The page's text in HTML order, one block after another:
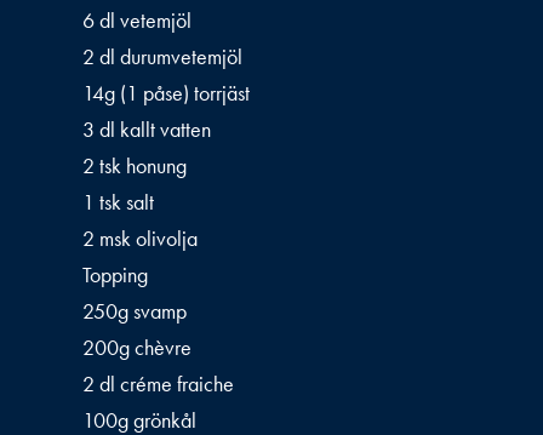
6 dl vetemjöl
2 dl durumvetemjöl
14g (1 påse) torrjäst
3 dl kallt vatten
2 tsk honung
1 tsk salt
2 msk olivolja
Topping
250g svamp
200g chèvre
2 dl créme fraiche
100g grönkål